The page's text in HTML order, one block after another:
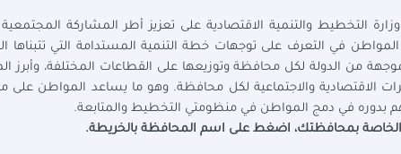
التخطيط والتنمية الاقتصادية على تعزيز أطر المشاركة
المواطن في التعرف على توجهات خطة التنمية المستدامة التي
من الدولة لكل محافظة وتوزيعها على القطاعات المختلفة،
الاقتصادية والاجتماعية لكل محافظة. وهو ما يساعد المواطن على
بدوره في دمج المواطن في منظومتي التخطيط والمتابعة.
بمحافظتك، اضغط على اسم المحافظة بالخريطة.